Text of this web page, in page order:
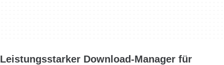
Leistungsstarker Download-Manager für